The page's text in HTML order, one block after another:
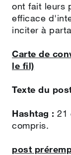
ont fait leurs
efficace
inciter à
Carte de
le fil)
Texte du
Hashtag : 21
compris.
post